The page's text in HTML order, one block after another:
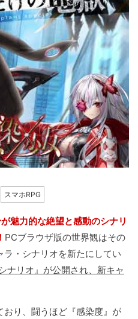
スマホRPG
魅力的な絶望と感動のシナリ
PCブラウザ版の世界観はその
ラ・シナリオを新たにしてい
ナリオ』が公開され、新キャ
り、闘うほど『感染度』が